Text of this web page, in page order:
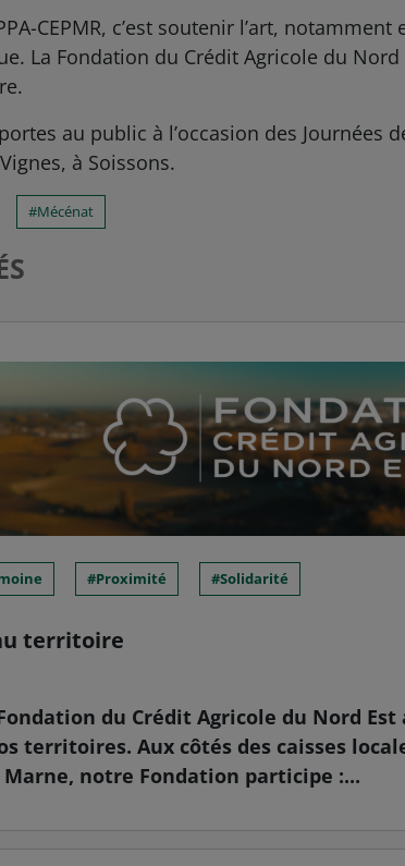
CEPMR, c’est soutenir l’art,
La Fondation du Crédit Agricole du
au public à l’occasion des Journées
à Soissons.
Mécénat
Proximité Solidarité
territoire
du Crédit Agricole du Nord
territoires. Aux côtés des caisses
notre Fondation participe :...